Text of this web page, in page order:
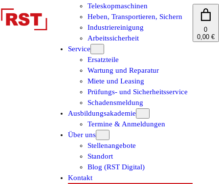
Teleskopmaschinen
Heben, Transportieren, Sichern
Industriereinigung
Arbeitssicherheit
Service
Ersatzteile
Wartung und Reparatur
Miete und Leasing
Prüfungs- und Sicherheitsservice
Schadensmeldung
Ausbildungsakademie
Termine & Anmeldungen
Über uns
Stellenangebote
Standort
Blog (RST Digital)
Kontakt
0
0,00 €